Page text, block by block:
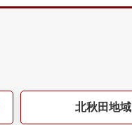
北秋田地域